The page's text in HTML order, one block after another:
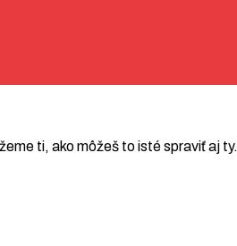
ti, ako môžeš to isté spraviť aj ty.